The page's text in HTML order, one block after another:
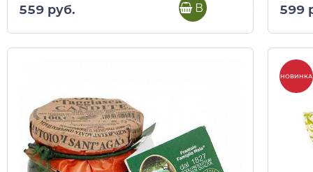
559 руб. В корзину 599
НОВИНКА